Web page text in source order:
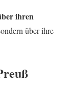
ihren
über ihre